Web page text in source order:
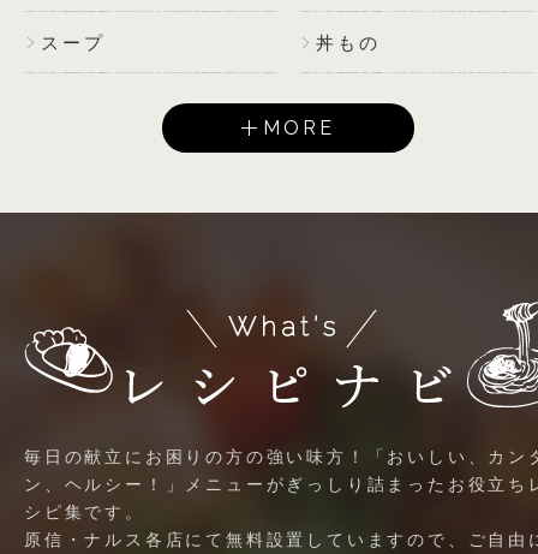
スープ 丼もの
MORE
毎日の献立にお困りの方の強い味方！「おいしい、カン
ン、ヘルシー！」メニューがぎっしり詰まったお役立ち
シピ集です。
原信・ナルス各店にて無料設置していますので、ご自由